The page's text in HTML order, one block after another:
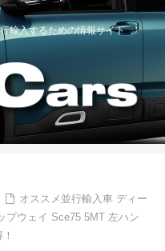
輸入するための情報サイト
オススメ並行輸入車 ディー
プウェイ Sce75 5MT 左ハン